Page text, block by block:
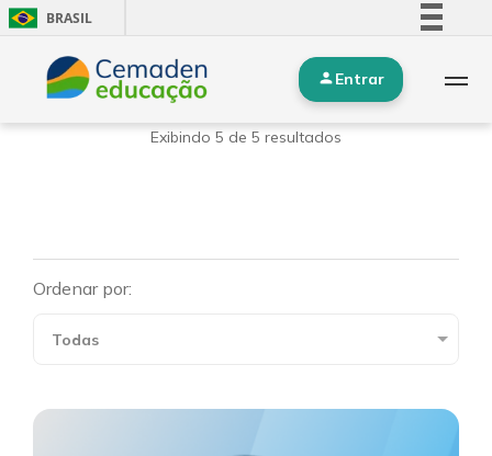
BRASIL
Simplifique!
Comunica BR
Entrar
Exibindo 5 de 5 resultados
Ordenar por: